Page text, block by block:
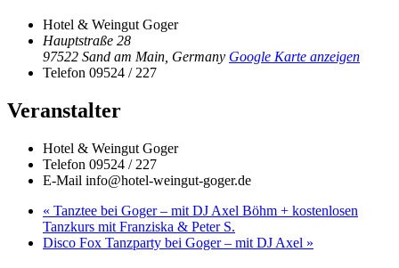
Hotel & Weingut Goger
Hauptstraße 28
97522 Sand am Main, Germany Google Karte anzeigen
Telefon 09524 / 227
Veranstalter
Hotel & Weingut Goger
Telefon 09524 / 227
E-Mail info@hotel-weingut-goger.de
« Tanztee bei Goger – mit DJ Axel Böhm + kostenlosen
Tanzkurs mit Franziska & Peter S.
Disco Fox Tanzparty bei Goger – mit DJ Axel »